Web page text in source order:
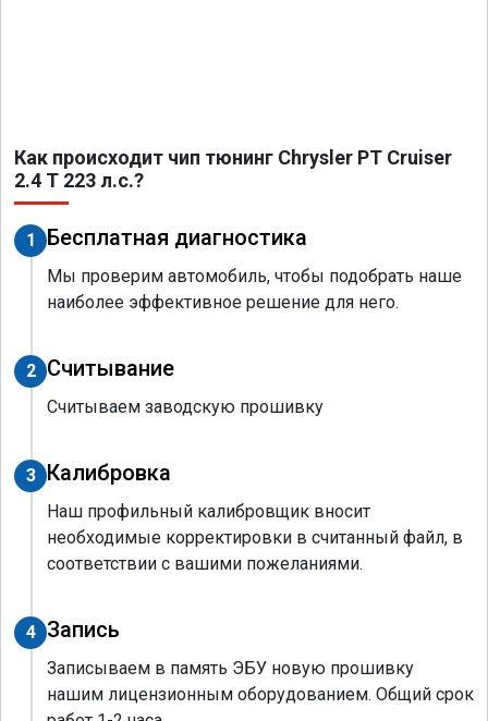
Как происходит чип тюнинг Chrysler PT Cruiser
2.4 T 223 л.с.?
1 Бесплатная диагностика
Мы проверим автомобиль, чтобы подобрать наше
наиболее эффективное решение для него.
2 Считывание
Считываем заводскую прошивку
3 Калибровка
Наш профильный калибровщик вносит
необходимые корректировки в считанный файл, в
соответствии с вашими пожеланиями.
4 Запись
Записываем в память ЭБУ новую прошивку
нашим лицензионным оборудованием. Общий срок